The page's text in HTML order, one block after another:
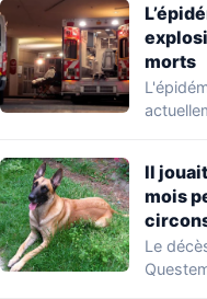
morts
Il
mois
Le